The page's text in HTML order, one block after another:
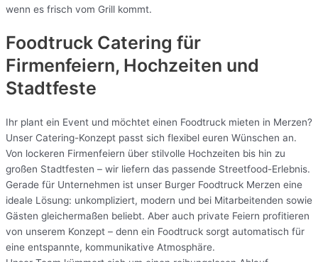
wenn es frisch vom Grill kommt.
Foodtruck Catering für
Firmenfeiern, Hochzeiten und
Stadtfeste
Ihr plant ein Event und möchtet einen Foodtruck mieten in Merzen?
Unser Catering-Konzept passt sich flexibel euren Wünschen an.
Von lockeren Firmenfeiern über stilvolle Hochzeiten bis hin zu
großen Stadtfesten – wir liefern das passende Streetfood-Erlebnis.
Gerade für Unternehmen ist unser Burger Foodtruck Merzen eine
ideale Lösung: unkompliziert, modern und bei Mitarbeitenden sowie
Gästen gleichermaßen beliebt. Aber auch private Feiern profitieren
von unserem Konzept – denn ein Foodtruck sorgt automatisch für
eine entspannte, kommunikative Atmosphäre.